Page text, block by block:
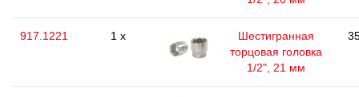
917.1221 1 x
Шестигранная
торцовая головка
1/2", 21 мм